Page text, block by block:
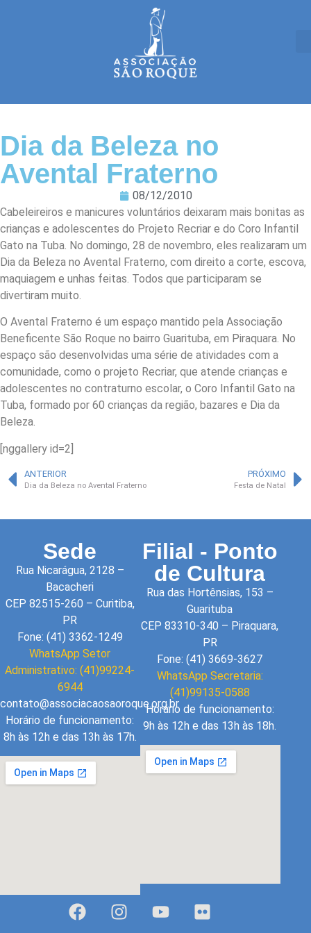
Dia da Beleza no
Avental Fraterno
08/12/2010
Cabeleireiros e manicures voluntários deixaram mais bonitas as
crianças e adolescentes do Projeto Recriar e do Coro Infantil
Gato na Tuba. No domingo, 28 de novembro, eles realizaram um
Dia da Beleza no Avental Fraterno, com direito a corte, escova,
maquiagem e unhas feitas. Todos que participaram se
divertiram muito.
O Avental Fraterno é um espaço mantido pela Associação
Beneficente São Roque no bairro Guarituba, em Piraquara. No
espaço são desenvolvidas uma série de atividades com a
comunidade, como o projeto Recriar, que atende crianças e
adolescentes no contraturno escolar, o Coro Infantil Gato na
Tuba, formado por 60 crianças da região, bazares e Dia da
Beleza.
[nggallery id=2]
ANTERIOR
Dia da Beleza no Avental Fraterno
PRÓXIMO
Festa de Natal
Sede
Rua Nicarágua, 2128 –
Bacacheri
CEP 82515-260 – Curitiba,
PR
Fone: (41) 3362-1249
WhatsApp Setor
Administrativo: (41)99224-
6944
contato@associacaosaoroque.org.br
Horário de funcionamento:
8h às 12h e das 13h às 17h.
Filial - Ponto
de Cultura
Rua das Hortênsias, 153 –
Guarituba
CEP 83310-340 – Piraquara,
PR
Fone: (41) 3669-3627
WhatsApp Secretaria:
(41)99135-0588
Horário de funcionamento:
9h às 12h e das 13h às 18h.